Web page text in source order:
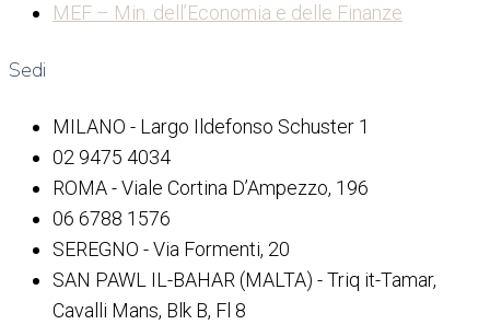
MEF – Min. dell’Economia e delle Finanze
Sedi
MILANO - Largo Ildefonso Schuster 1
02 9475 4034
ROMA - Viale Cortina D’Ampezzo, 196
06 6788 1576
SEREGNO - Via Formenti, 20
SAN PAWL IL-BAHAR (MALTA) - Triq it-Tamar,
Cavalli Mans, Blk B, Fl 8